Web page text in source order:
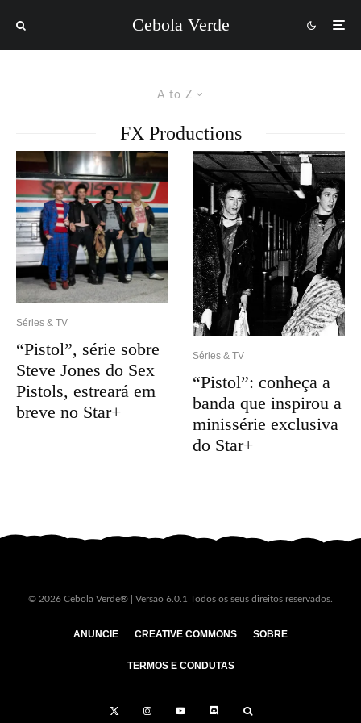
Cebola Verde
A to Z
FX Productions
Séries & TV
“Pistol”, série sobre
Steve Jones do Sex
Pistols, estreará em
breve no Star+
Séries & TV
“Pistol”: conheça a
banda que inspirou a
minissérie exclusiva
do Star+
© 2026 Cebola Verde® | Versão 6.0.1 Todos os seus direitos reservados.
ANUNCIE CREATIVE COMMONS SOBRE
TERMOS E CONDUTAS